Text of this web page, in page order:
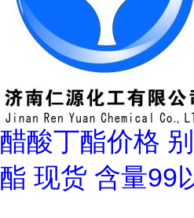
醋酸丁酯价格
酯 现货 含量99